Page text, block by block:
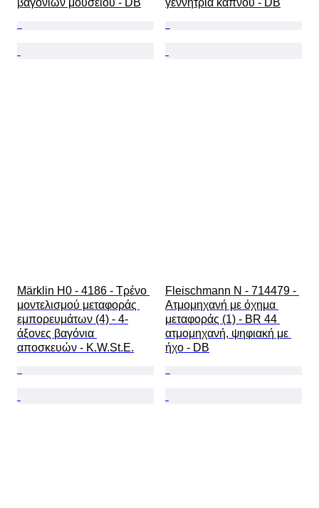
βαγονιών μουσείου - DB γεννήτρια καπνού - DB
Märklin H0 - 4186 - Τρένο
μοντελισμού μεταφοράς
εμπορευμάτων (4) - 4-
άξονες βαγόνια
αποσκευών - K.W.St.E.
Fleischmann N - 714479 -
Ατμομηχανή με όχημα
μεταφοράς (1) - BR 44
ατμομηχανή, ψηφιακή με
ήχο - DB